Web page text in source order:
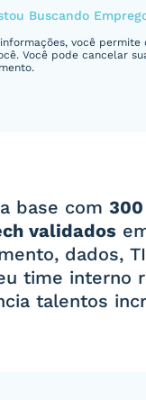
Buscando
você permite
Você pode cancelar
base com
validados
dados,
time interno
talentos